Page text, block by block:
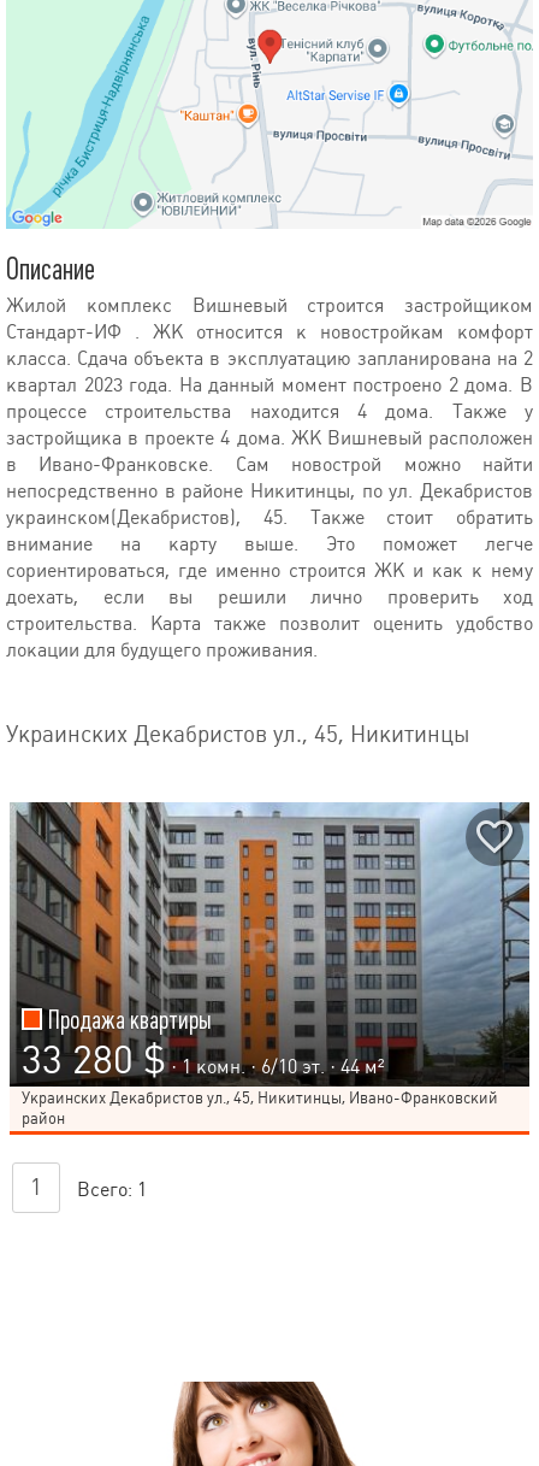
Описание
Жилой комплекс Вишневый строится застройщиком
Стандарт-ИФ . ЖК относится к новостройкам комфорт
класса. Сдача объекта в эксплуатацию запланирована на 2
квартал 2023 года. На данный момент построено 2 дома. В
процессе строительства находится 4 дома. Также у
застройщика в проекте 4 дома. ЖК Вишневый расположен
в Ивано-Франковске. Сам новострой можно найти
непосредственно в районе Никитинцы, по ул. Декабристов
украинском(Декабристов), 45. Также стоит обратить
внимание на карту выше. Это поможет легче
сориентироваться, где именно строится ЖК и как к нему
доехать, если вы решили лично проверить ход
строительства. Карта также позволит оценить удобство
локации для будущего проживания.
Украинских Декабристов ул., 45, Никитинцы
Продажа квартиры
33 280 $ · 1 комн. ·6/10эт. · 44 м²
Украинских Декабристов ул., 45, Никитинцы, Ивано-Франковский
район
1 Всего: 1